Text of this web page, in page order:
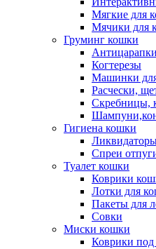
Мягкие для
Мячики для
Груминг кошки
Антицарапки
Когтерезы
Машинки
Расчески,
Скребницы,
Гигиена кошки
Спреи
Туалет кошки
Коврики
Лотки для
Пакеты для
Совки
Миски кошки
Коврики